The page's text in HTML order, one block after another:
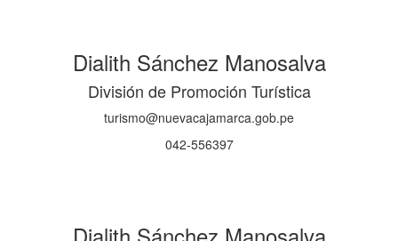
Dialith Sánchez Manosalva
División de Promoción Turística
turismo@nuevacajamarca.gob.pe
042-556397